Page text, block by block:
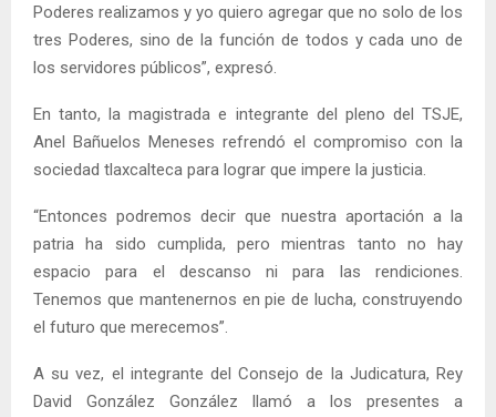
Poderes realizamos y yo quiero agregar que no solo de los
tres Poderes, sino de la función de todos y cada uno de
los servidores públicos”, expresó.
En tanto, la magistrada e integrante del pleno del TSJE,
Anel Bañuelos Meneses refrendó el compromiso con la
sociedad tlaxcalteca para lograr que impere la justicia.
“Entonces podremos decir que nuestra aportación a la
patria ha sido cumplida, pero mientras tanto no hay
espacio para el descanso ni para las rendiciones.
Tenemos que mantenernos en pie de lucha, construyendo
el futuro que merecemos”.
A su vez, el integrante del Consejo de la Judicatura, Rey
David González González llamó a los presentes a